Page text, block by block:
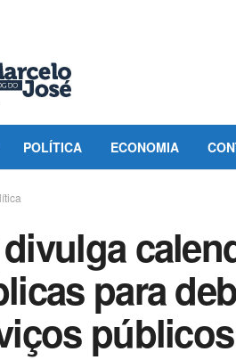
POLÍTICA ECONOMIA
para
públicos